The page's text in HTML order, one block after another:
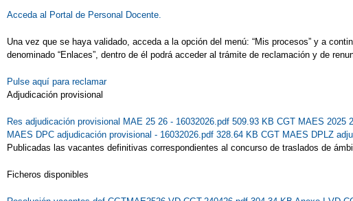
Acceda al Portal de Personal Docente.
Una vez que se haya validado, acceda a la opción del menú: “Mis procesos” y a
denominado “Enlaces”, dentro de él podrá acceder al trámite de reclamación y de
Pulse aquí para reclamar
Adjudicación provisional
Res adjudicación provisional MAE 25 26 - 16032026.pdf 509.93 KB CGT MAES 2025
MAES DPC adjudicación provisional - 16032026.pdf 328.64 KB CGT MAES DPLZ
Publicadas las vacantes definitivas correspondientes al concurso de traslados de
Ficheros disponibles